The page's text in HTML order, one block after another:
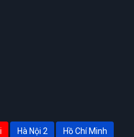
Hà Nội 2 Hồ Chí Minh